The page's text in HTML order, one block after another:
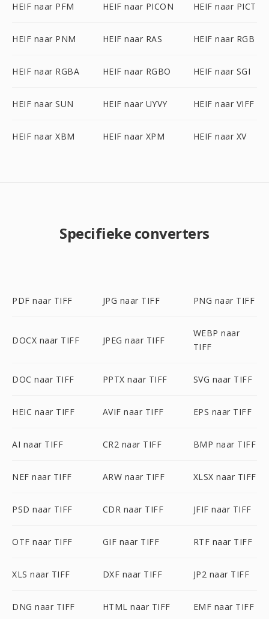
HEIF naar PFM HEIF naar PICON HEIF naar PICT
HEIF naar PNM HEIF naar RAS HEIF naar RGB
HEIF naar RGBA HEIF naar RGBO HEIF naar SGI
HEIF naar SUN HEIF naar UYVY HEIF naar VIFF
HEIF naar XBM HEIF naar XPM HEIF naar XV
Specifieke converters
PDF naar TIFF JPG naar TIFF PNG naar TIFF
DOCX naar TIFF JPEG naar TIFF
WEBP naar
TIFF
DOC naar TIFF PPTX naar TIFF SVG naar TIFF
HEIC naar TIFF AVIF naar TIFF EPS naar TIFF
AI naar TIFF CR2 naar TIFF BMP naar TIFF
NEF naar TIFF ARW naar TIFF XLSX naar TIFF
PSD naar TIFF CDR naar TIFF JFIF naar TIFF
OTF naar TIFF GIF naar TIFF RTF naar TIFF
XLS naar TIFF DXF naar TIFF JP2 naar TIFF
DNG naar TIFF HTML naar TIFF EMF naar TIFF